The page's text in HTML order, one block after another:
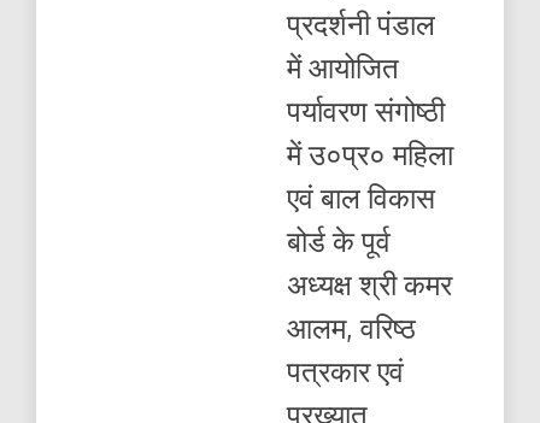
ज्ञानेन्द्र
व
शर्मा
लेंगे
प्रदर्शनी पंडाल
में आयोजित
पर्यावरण संगोष्ठी
में उ०प्र० महिला
एवं बाल विकास
बोर्ड के पूर्व
अध्यक्ष श्री कमर
आलम, वरिष्ठ
पत्रकार एवं
प्रख्यात